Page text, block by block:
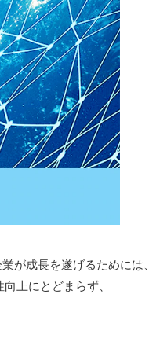
が成長を遂げるためには、
上にとどまらず、